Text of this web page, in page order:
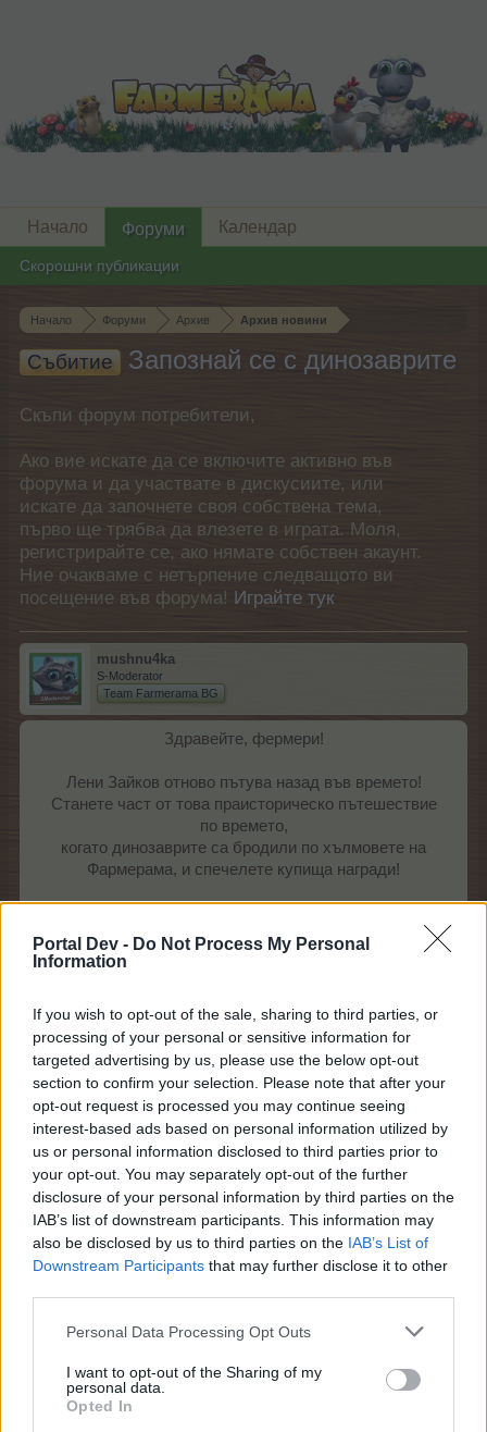
Portal Dev - Do Not Process My Personal
Information
If you wish to opt-out of the sale, sharing to third parties, or
processing of your personal or sensitive information for
targeted advertising by us, please use the below opt-out
section to confirm your selection. Please note that after your
opt-out request is processed you may continue seeing
interest-based ads based on personal information utilized by
us or personal information disclosed to third parties prior to
your opt-out. You may separately opt-out of the further
disclosure of your personal information by third parties on the
IAB’s list of downstream participants. This information may
also be disclosed by us to third parties on the IAB’s List of
Downstream Participants that may further disclose it to other
Personal Data Processing Opt Outs
I want to opt-out of the Sharing of my
personal data.
Opted In
Начало Форуми Архив Архив новини
Събитие Запознай се с динозаврите
Скъпи форум потребители,
Ако вие искате да се включите активно във
форума и да участвате в дискусиите, или
искате да започнете своя собствена тема,
първо ще трябва да влезете в играта. Моля,
регистрирайте се, ако нямате собствен акаунт.
Ние очакваме с нетърпение следващото ви
посещение във форума! Играйте тук
mushnu4ka
S-Moderator
Team Farmerama BG
Здравейте, фермери!
Лени Зайков отново пътува назад във времето!
Станете част от това праисторическо пътешествие
по времето,
когато динозаврите са бродили по хълмовете на
Фармерама, и спечелете купища награди!​
Край:21.05.2025 г. в 23:00 ч 22.05.2025 г. в 11:00 ч.
Последно редактирано от модератора:
8.5.25
7.5.25
Начало Форуми
Скорошни публикации
Календар